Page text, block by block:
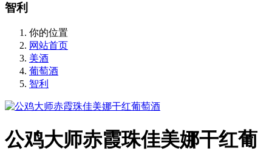
智利
你的位置
网站首页
美酒
葡萄酒
智利
公鸡大师赤霞珠佳美娜干红葡